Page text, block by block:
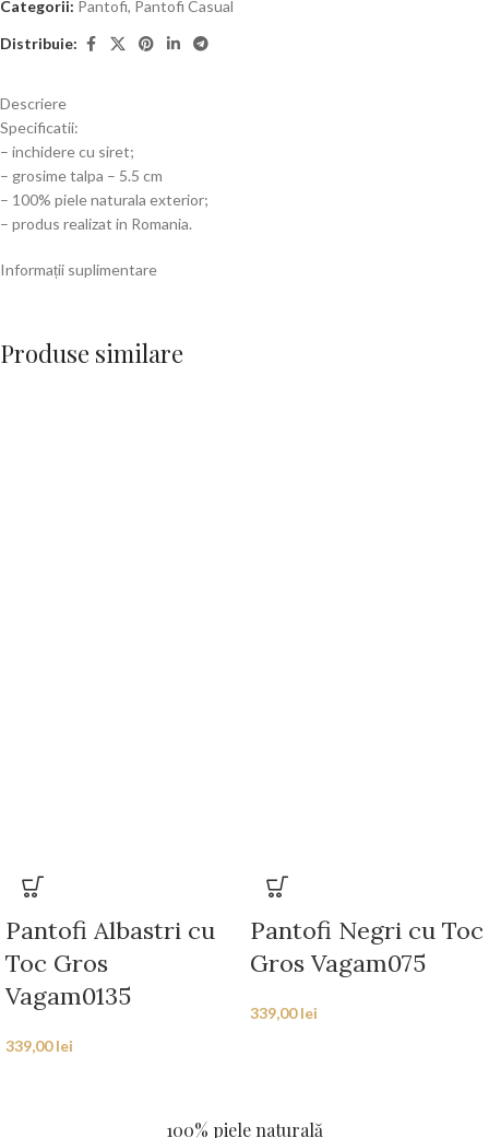
Categorii: Pantofi, Pantofi Casual
Distribuie:
Descriere
Specificatii:
– inchidere cu siret;
– grosime talpa – 5.5 cm
– 100% piele naturala exterior;
– produs realizat in Romania.
Informații suplimentare
Produse similare
Pantofi Albastri cu
Toc Gros
Vagam0135
339,00lei
Pantofi Negri cu Toc
Gros Vagam075
339,00lei
100% piele naturală